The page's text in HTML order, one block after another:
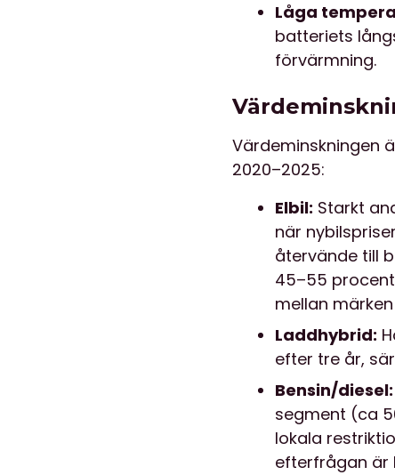
Låga
batteriets
förvärmning.
Värdeminskningen
2020–2025:
Elbil: Starkt
när
återvände till
45–55
mellan
Laddhybrid:
efter tre år,
Bensin/diesel:
segment (ca
lokala
efterfrågan är